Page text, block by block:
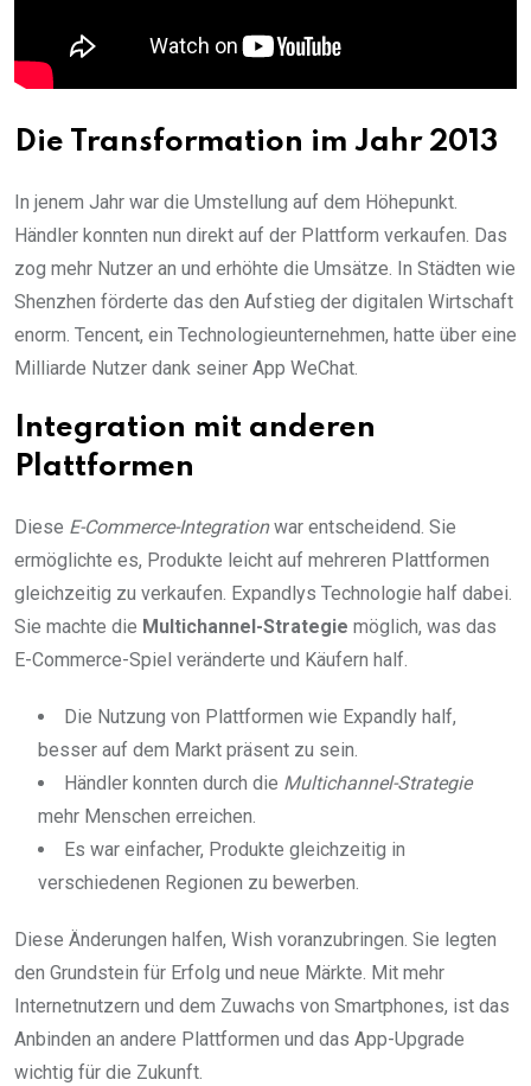
Die Transformation im Jahr 2013
In jenem Jahr war die Umstellung auf dem Höhepunkt.
Händler konnten nun direkt auf der Plattform verkaufen. Das
zog mehr Nutzer an und erhöhte die Umsätze. In Städten wie
Shenzhen förderte das den Aufstieg der digitalen Wirtschaft
enorm. Tencent, ein Technologieunternehmen, hatte über eine
Milliarde Nutzer dank seiner App WeChat.
Integration mit anderen
Plattformen
Diese E-Commerce-Integrationwar entscheidend. Sie
ermöglichte es, Produkte leicht auf mehreren Plattformen
gleichzeitig zu verkaufen. Expandlys Technologie half dabei.
Sie machte die Multichannel-Strategie möglich, was das
E-Commerce-Spiel veränderte und Käufern half.
Die Nutzung von Plattformen wie Expandly half,
besser auf dem Markt präsent zu sein.
Händler konnten durch die Multichannel-Strategie
mehr Menschen erreichen.
Es war einfacher, Produkte gleichzeitig in
verschiedenen Regionen zu bewerben.
Diese Änderungen halfen, Wish voranzubringen. Sie legten
den Grundstein für Erfolg und neue Märkte. Mit mehr
Internetnutzern und dem Zuwachs von Smartphones, ist das
Anbinden an andere Plattformen und das App-Upgrade
wichtig für die Zukunft.